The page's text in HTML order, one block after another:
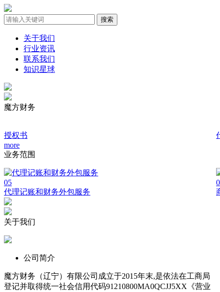
关于我们
行业资讯
联系我们
知识星球
魔方财务
授权书
more
业务范围
05
代理记账和财务外包服务
关于我们
公司简介
魔方财务（辽宁）有限公司成立于2015年末,是依法在工商局
登记并取得统一社会信用代码91210800MA0QCJJ5XX《营业